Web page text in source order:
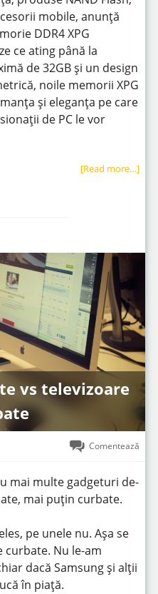
mobile, anunță
DDR4 XPG
ce ating până la
de 32GB și un design
noile memorii XPG
și eleganța pe care
de PC le vor
[Read more…]
vs televizoare
Comentează
mai multe gadgeturi de-
mai puțin curbate.
pe unele nu. Așa se
curbate. Nu le-am
dacă Samsung și alții
în piață.